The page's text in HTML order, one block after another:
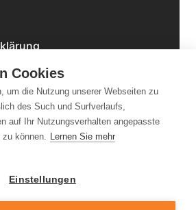
Cookies
um die Nutzung unserer Webseiten zu
des Such und Surfverlaufs,
auf Ihr Nutzungsverhalten angepasste
zu können. Lernen Sie mehr
Einstellungen